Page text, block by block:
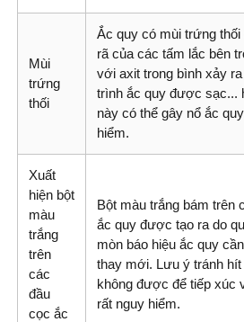
Mùi
trứng
thối
Ắc quy có mùi trứng thối
rã của các tấm lắc bên
với axit trong bình xảy
trình ắc quy được sạc...
này có thể gây nổ ắc
hiểm.
Xuất
hiện bột
màu
trắng
trên
các
đầu
cọc ắc
Bột màu trắng bám trên
ắc quy được tạo ra do
mòn báo hiệu ắc quy
thay mới. Lưu ý tránh hít
không được để tiếp xúc
rất nguy hiểm.